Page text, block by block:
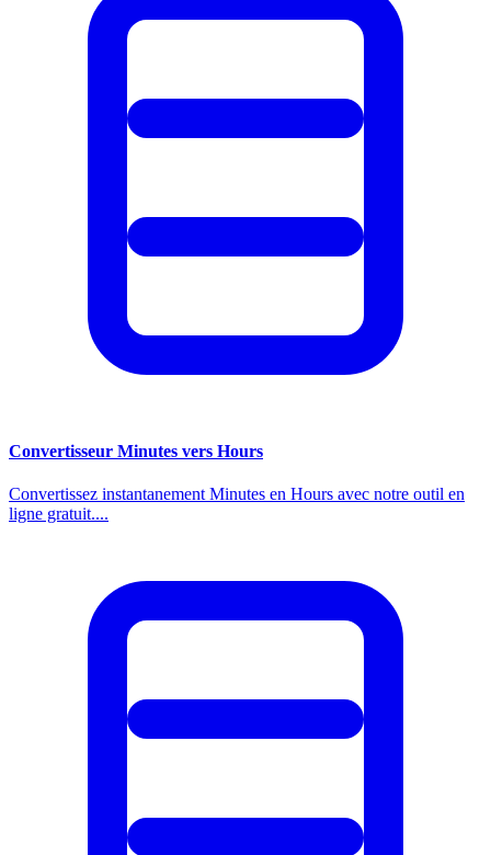
Convertisseur Minutes vers Hours
Convertissez instantanement Minutes en Hours avec notre outil en
ligne gratuit....